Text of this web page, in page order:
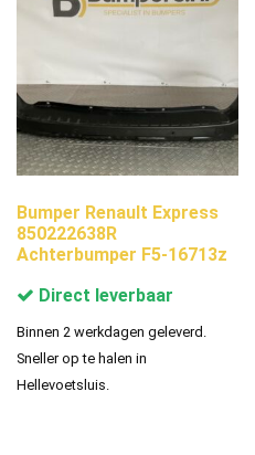
Bumper Renault Express
850222638R
Achterbumper F5-16713z
Direct leverbaar
Binnen 2 werkdagen geleverd.
Sneller op te halen in
Hellevoetsluis.